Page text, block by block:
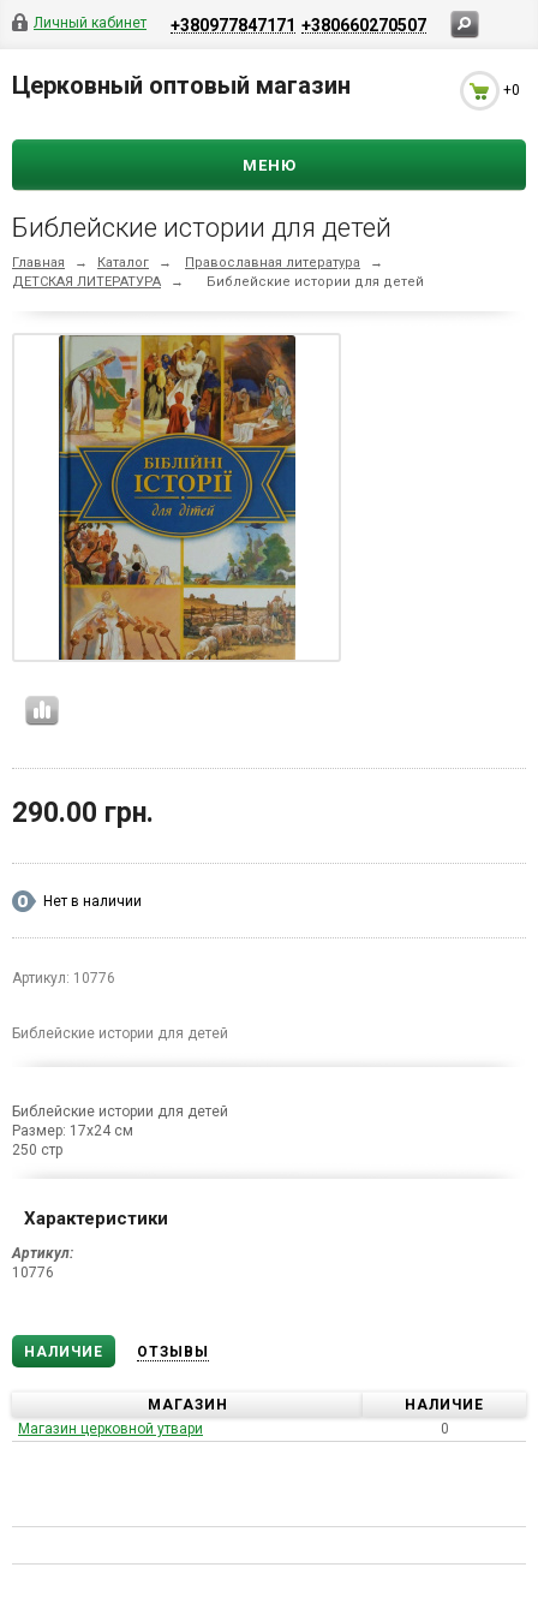
Личный кабинет +380977847171 +380660270507
Церковный оптовый магазин +0
МЕНЮ
Библейские истории для детей
Главная → Каталог → Православная литература
→
ДЕТСКАЯ ЛИТЕРАТУРА
→ Библейские истории для детей
290.00 грн.
Нет в наличии
Артикул: 10776
Библейские истории для детей
Библейские истории для детей
Размер: 17х24 см
250 стр
Характеристики
Артикул:
10776
НАЛИЧИЕ ОТЗЫВЫ
МАГАЗИН
НАЛИЧИЕ
Магазин церковной утвари
0